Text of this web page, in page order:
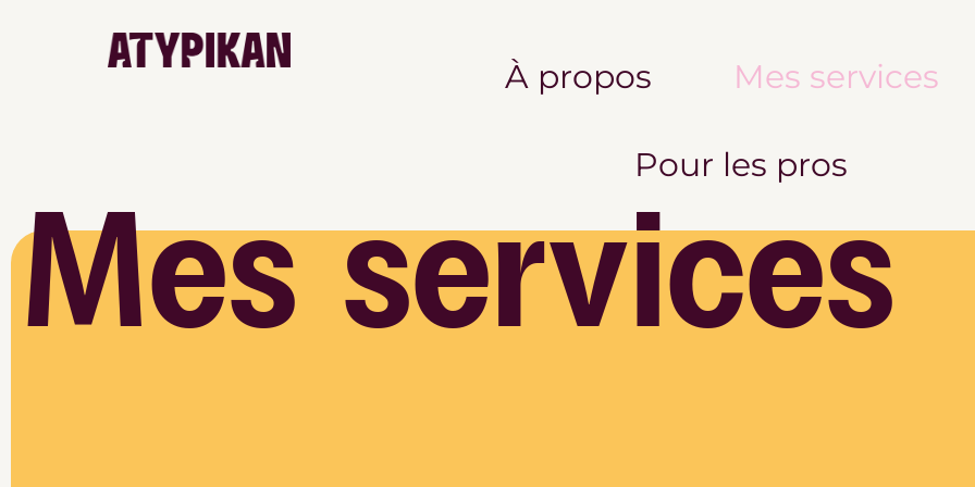
À propos Mes services
Pour les pros
Mes services